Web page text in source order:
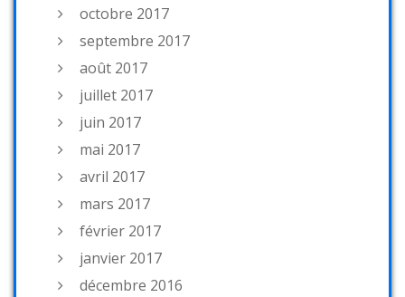
octobre 2017
septembre 2017
août 2017
juillet 2017
juin 2017
mai 2017
avril 2017
mars 2017
février 2017
janvier 2017
décembre 2016